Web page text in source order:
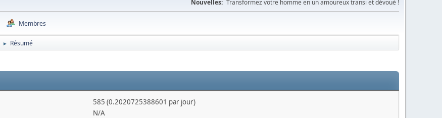
Nouvelles: Transformez votre homme en un amoureux transi et dévoué !
Membres
► Résumé
585 (0.2020725388601 par jour)
N/A